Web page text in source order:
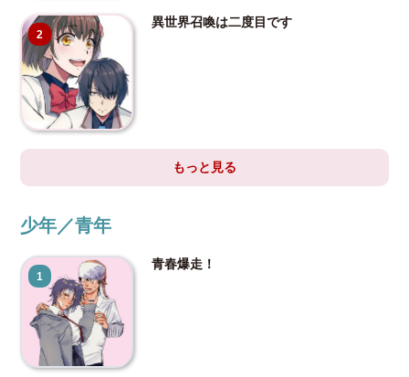
2
異世界召喚は二度目です
もっと見る
少年／青年
1
青春爆走！